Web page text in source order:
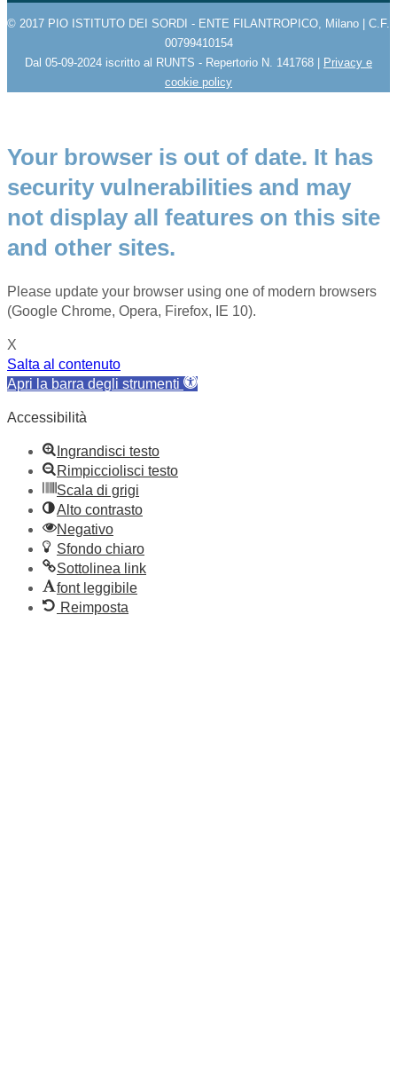
© 2017 PIO ISTITUTO DEI SORDI - ENTE FILANTROPICO, Milano | C.F.
00799410154
Dal 05-09-2024 iscritto al RUNTS - Repertorio N. 141768 | Privacy e
cookie policy
Your browser is out of date. It has
security vulnerabilities and may
not display all features on this site
and other sites.
Please update your browser using one of modern browsers
(Google Chrome, Opera, Firefox, IE 10).
X
Salta al contenuto
Apri la barra degli strumenti
Accessibilità
Ingrandisci testo
Rimpicciolisci testo
Scala di grigi
Alto contrasto
Negativo
Sfondo chiaro
Sottolinea link
font leggibile
Reimposta